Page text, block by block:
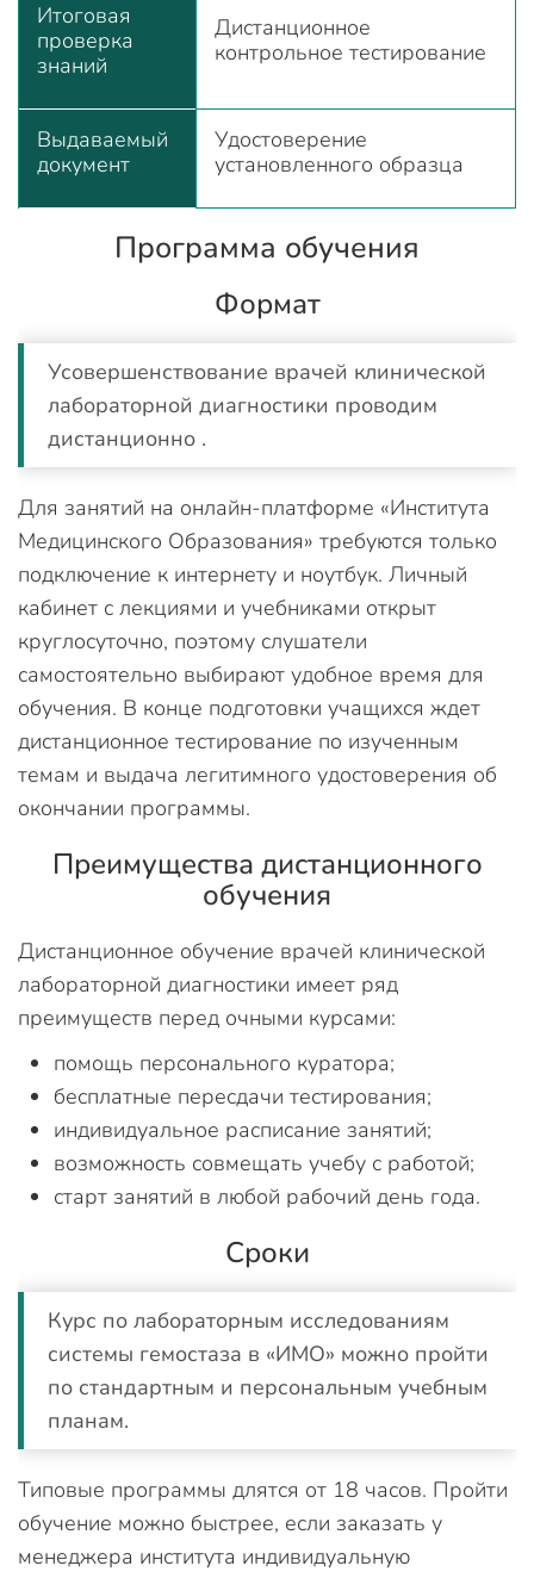
Итоговая
проверка
знаний
Дистанционное
контрольное тестирование
Выдаваемый
документ
Удостоверение
установленного образца
Программа обучения
Формат
Усовершенствование врачей клинической
лабораторной диагностики проводим
дистанционно .
Для занятий на онлайн-платформе «Института
Медицинского Образования» требуются только
подключение к интернету и ноутбук. Личный
кабинет с лекциями и учебниками открыт
круглосуточно, поэтому слушатели
самостоятельно выбирают удобное время для
обучения. В конце подготовки учащихся ждет
дистанционное тестирование по изученным
темам и выдача легитимного удостоверения об
окончании программы.
Преимущества дистанционного
обучения
Дистанционное обучение врачей клинической
лабораторной диагностики имеет ряд
преимуществ перед очными курсами:
помощь персонального куратора;
бесплатные пересдачи тестирования;
индивидуальное расписание занятий;
возможность совмещать учебу с работой;
старт занятий в любой рабочий день года.
Сроки
Курс по лабораторным исследованиям
системы гемостаза в «ИМО» можно пройти
по стандартным и персональным учебным
планам.
Типовые программы длятся от 18 часов. Пройти
обучение можно быстрее, если заказать у
менеджера института индивидуальную